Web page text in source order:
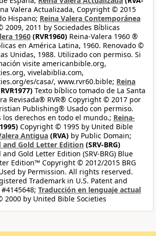
Valera Actualizada, Copyright © 2015
Hispano; Reina Valera Contemporánea
2009, 2011 by Sociedades Bíblicas
1960 (RVR1960) Reina-Valera 1960 ®
en América Latina, 1960. Renovado ©
Unidas, 1988. Utilizado con permiso. Si
visite americanbible.org,
vivelabiblia.com,
es/casa/, www.rvr60.bible; Reina
Texto bíblico tomado de La Santa
Revisada® RVR® Copyright © 2017 por
Publishing® Usado con permiso.
los derechos en todo el mundo.; Reina-
Copyright © 1995 by United Bible
Antigua (RVA) by Public Domain;
and Gold Letter Edition (SRV-BRG)
Gold Letter Edition (SRV-BRG) Blue
Edition™ Copyright © 2012/2015 BRG
by Permission. All rights reserved.
Trademark in U.S. Patent and
Traducción en lenguaje actual
2000 by United Bible Societies